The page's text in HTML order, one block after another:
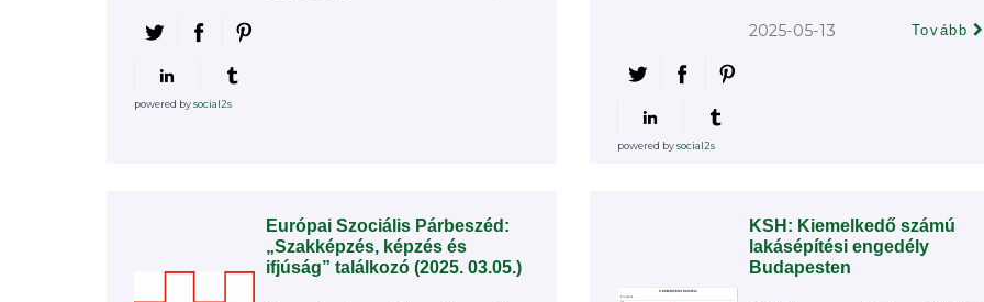
powered bysocial2s
2025-05-13 Tovább
powered bysocial2s
Európai Szociális Párbeszéd:
„Szakképzés, képzés és
ifjúság” találkozó (2025. 03.05.)
KSH: Kiemelkedő számú
lakásépítési engedély
Budapesten